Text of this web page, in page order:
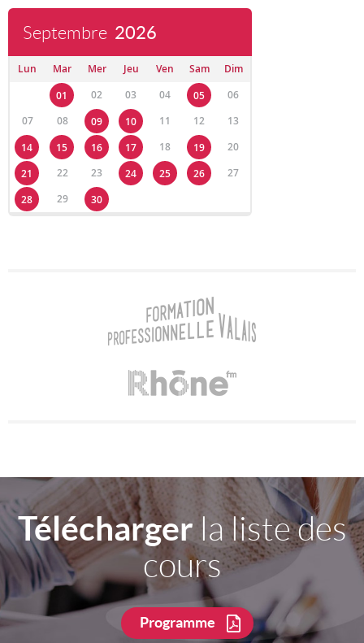
Septembre 2026
Lun Mar Mer Jeu Ven Sam
Dim
01
02 03 04 05
06
07
08 09 10 11 12
13
14
15 16 17 18 19
20
21
22 23 24 25 26
27
28
29 30
Téléchargerla liste des
cours
Programme